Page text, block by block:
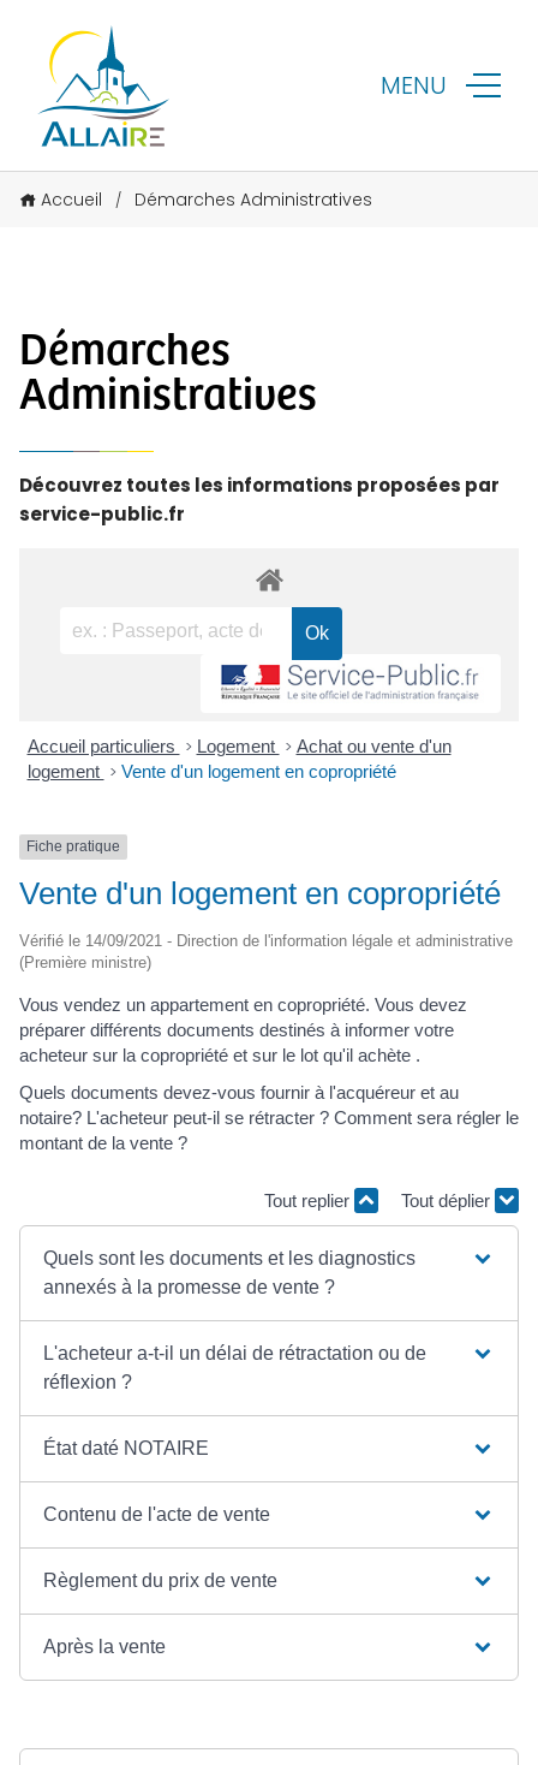
MENU
Accueil / Démarches Administratives
Démarches
Administratives
Découvrez toutes les informations proposées par
service-public.fr
Accueil particuliers > Logement > Achat ou vente d'un
logement > Vente d'un logement en copropriété
Fiche pratique
Vente d'un logement en copropriété
Vérifié le 14/09/2021 - Direction de l'information légale et administrative
(Première ministre)
Vous vendez un appartement en copropriété. Vous devez
préparer différents documents destinés à informer votre
acheteur sur la copropriété et sur le lot qu'il achète .
Quels documents devez-vous fournir à l'acquéreur et au
notaire? L'acheteur peut-il se rétracter ? Comment sera régler le
montant de la vente ?
Tout replier Tout déplier
Quels sont les documents et les diagnostics
annexés à la promesse de vente ?
L'acheteur a-t-il un délai de rétractation ou de
réflexion ?
État daté NOTAIRE
Contenu de l'acte de vente
Règlement du prix de vente
Après la vente